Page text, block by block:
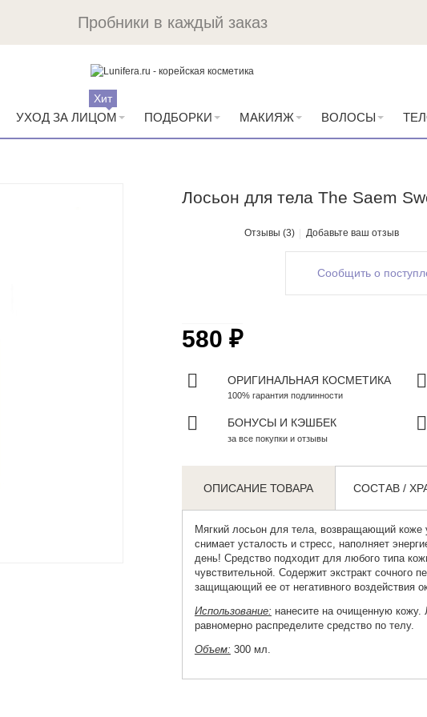
Пробники в каждый заказ
УХОД ЗА ЛИЦОМ
Хит
ПОДБОРКИ МАКИЯЖ ВОЛОСЫ
Лосьон для тела The Saem
Отзывы (3) Добавьте ваш отзыв
Сообщить о
580 ₽
ОРИГИНАЛЬНАЯ КОСМЕТИКА
100% гарантия подлинности
БОНУСЫ И КЭШБЕК
за все покупки и отзывы
ОПИСАНИЕ ТОВАРА СОСТАВ /
Мягкий лосьон для тела, возвращающий коже
снимает усталость и стресс, наполняет
день! Средство подходит для любого типа
чувствительной. Содержит экстракт сочного
защищающий ее от негативного воздействия
Использование: нанесите на очищенную
равномерно распределите средство по телу.
Объем: 300 мл.